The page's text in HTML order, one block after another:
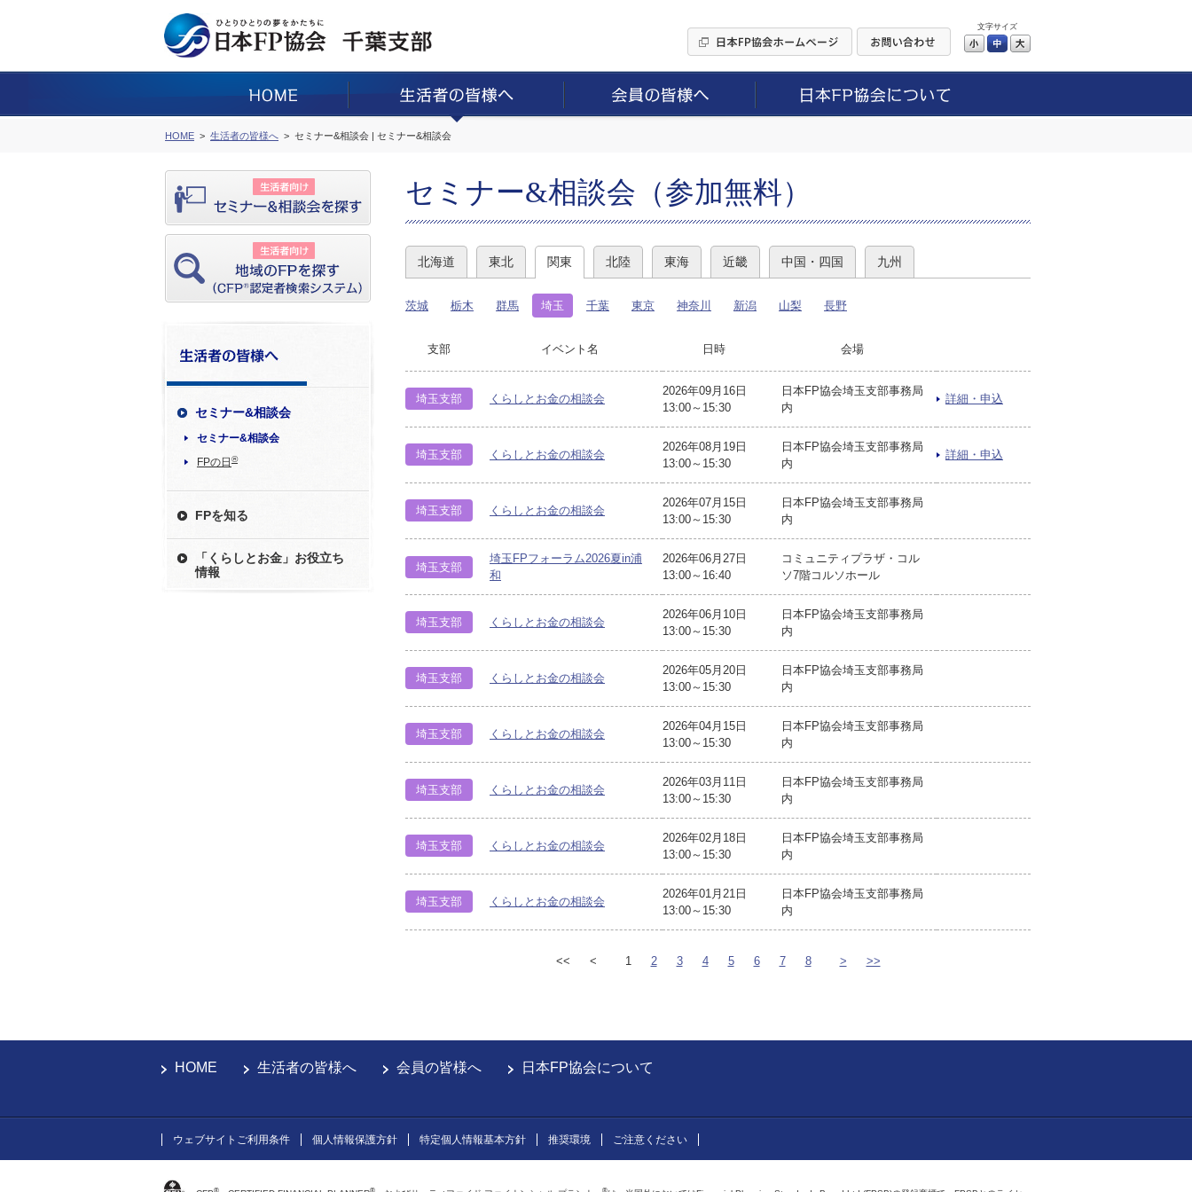
文字サイズ
小 中
HOME 生活者の皆様へ セミナー&相談会 | セミナー&相談会
セミナー&相談会
セミナー&相談会
FPの日 ®
FPを知る
「くらしとお金」お役立ち
情報
セミナー&相談会（参加無料）
北海道 東北 関東 北陸 東海 近畿 中国・四国 九州
茨城 栃木 群馬 埼玉 千葉 東京 神奈川 新潟 山梨 長野
支部 イベント名 日時 会場
埼玉支部 くらしとお金の相談会
2026年09月16日
13:00～15:30
日本FP協会埼玉支部事務局
内
詳細・申込
埼玉支部 くらしとお金の相談会
2026年08月19日
13:00～15:30
日本FP協会埼玉支部事務局
内
詳細・申込
埼玉支部 くらしとお金の相談会
2026年07月15日
13:00～15:30
日本FP協会埼玉支部事務局
内
埼玉支部
埼玉FPフォーラム2026夏in浦
和
2026年06月27日
13:00～16:40
コミュニティプラザ・コル
ソ7階コルソホール
埼玉支部 くらしとお金の相談会
2026年06月10日
13:00～15:30
日本FP協会埼玉支部事務局
内
埼玉支部 くらしとお金の相談会
2026年05月20日
13:00～15:30
日本FP協会埼玉支部事務局
内
埼玉支部 くらしとお金の相談会
2026年04月15日
13:00～15:30
日本FP協会埼玉支部事務局
内
埼玉支部 くらしとお金の相談会
2026年03月11日
13:00～15:30
日本FP協会埼玉支部事務局
内
埼玉支部 くらしとお金の相談会
2026年02月18日
13:00～15:30
日本FP協会埼玉支部事務局
内
埼玉支部 くらしとお金の相談会
2026年01月21日
13:00～15:30
日本FP協会埼玉支部事務局
内
<< < 1 2 3 4 5 6 7 8 > >>
HOME 生活者の皆様へ 会員の皆様へ 日本FP協会について
ウェブサイトご利用条件 個人情報保護方針 特定個人情報基本方針 推奨環境 ご注意ください
® ® ®